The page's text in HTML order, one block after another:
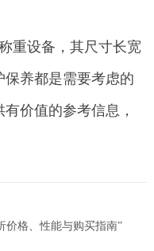
重设备，其尺寸长宽
养都是需要考虑的
价值的参考信息，
价格、性能与购买指南”